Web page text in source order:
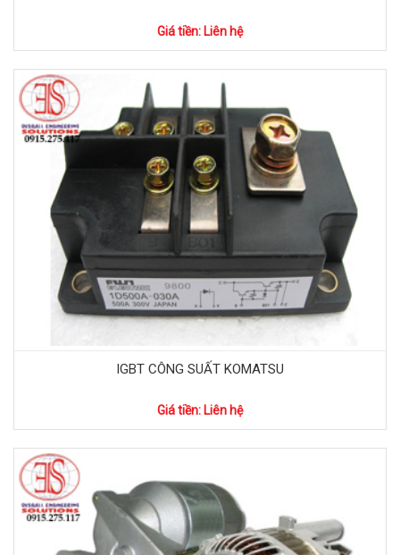
Giá tiền: Liên hệ
IGBT CÔNG SUẤT KOMATSU
Giá tiền: Liên hệ